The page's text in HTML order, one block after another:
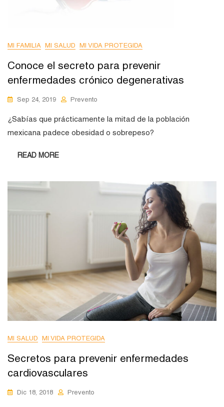
MI FAMILIA MI SALUD MI VIDA PROTEGIDA
Conoce el secreto para prevenir
enfermedades crónico degenerativas
Sep 24, 2019 Prevento
¿Sabías que prácticamente la mitad de la población
mexicana padece obesidad o sobrepeso?
READ MORE
MI SALUD MI VIDA PROTEGIDA
Secretos para prevenir enfermedades
cardiovasculares
Dic 18, 2018 Prevento